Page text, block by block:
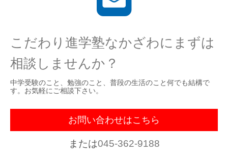
こだわり進学塾なかざわにまずは
相談しませんか？
中学受験のこと、勉強のこと、普段の生活のこと何でも結構で
す。お気軽にご相談下さい。
お問い合わせはこちら
または045-362-9188